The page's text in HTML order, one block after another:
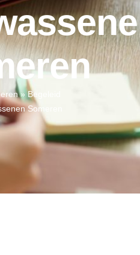
»Begeleid
Someren